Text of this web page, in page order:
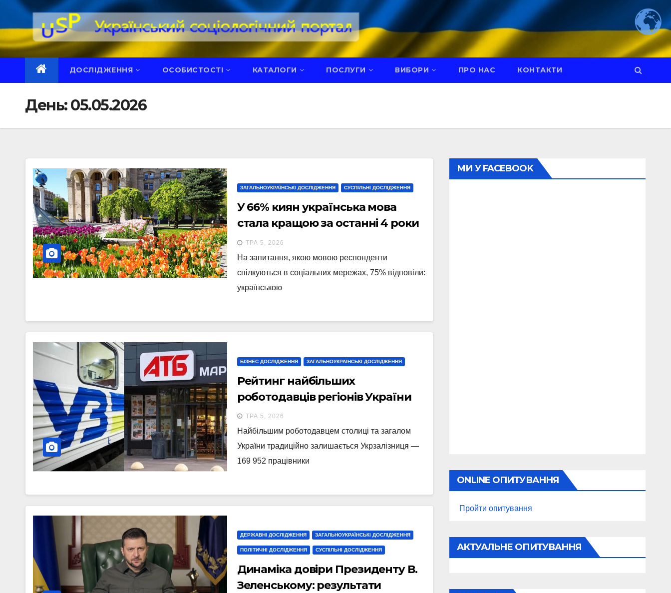
Перейти
вмісту
ДОСЛІДЖЕННЯ ОСОБИСТОСТІ КАТАЛОГИ ПОСЛУГИ ВИБОРИ ПРО НАС КОНТАКТИ
День:05.05.2026
ЗАГАЛЬНОУКРАЇНСЬКІ ДОСЛІДЖЕННЯ СУСПІЛЬНІ ДОСЛІДЖЕННЯ
У 66% киян українська мова
стала кращою за останні 4 роки
– опитування в “Київ Цифровий”
ТРА 5, 2026
На запитання, якою мовою респонденти
спілкуються в соціальних мережах, 75% відповіли:
українською
БІЗНЕС ДОСЛІДЖЕННЯ ЗАГАЛЬНОУКРАЇНСЬКІ ДОСЛІДЖЕННЯ
Рейтинг найбільших
роботодавців регіонів України
ТРА 5, 2026
Найбільшим роботодавцем столиці та загалом
України традиційно залишається Укрзалізниця —
169 952 працівники
ДЕРЖАВНІ ДОСЛІДЖЕННЯ ЗАГАЛЬНОУКРАЇНСЬКІ ДОСЛІДЖЕННЯ
ПОЛІТИЧНІ ДОСЛІДЖЕННЯ СУСПІЛЬНІ ДОСЛІДЖЕННЯ
Динаміка довіри Президенту В.
Зеленському: результати
МИ У FACEBOOK
ONLINE ОПИТУВАННЯ
Пройти опитування
АКТУАЛЬНЕ ОПИТУВАННЯ